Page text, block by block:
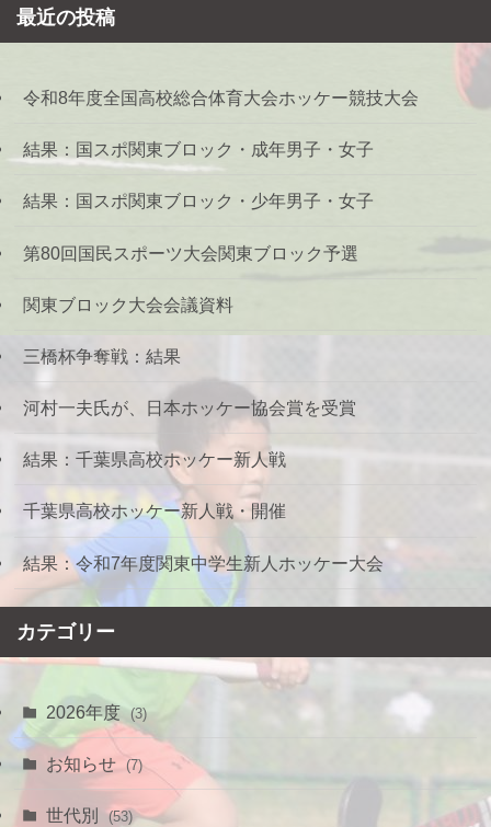
最近の投稿
令和8年度全国高校総合体育大会ホッケー競技大会
結果：国スポ関東ブロック・成年男子・女子
結果：国スポ関東ブロック・少年男子・女子
第80回国民スポーツ大会関東ブロック予選
関東ブロック大会会議資料
三橋杯争奪戦：結果
河村一夫氏が、日本ホッケー協会賞を受賞
結果：千葉県高校ホッケー新人戦
千葉県高校ホッケー新人戦・開催
結果：令和7年度関東中学生新人ホッケー大会
カテゴリー
2026年度 (3)
お知らせ (7)
世代別 (53)